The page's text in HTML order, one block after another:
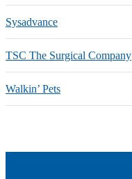
Sysadvance
TSC The Surgical Company
Walkin’ Pets